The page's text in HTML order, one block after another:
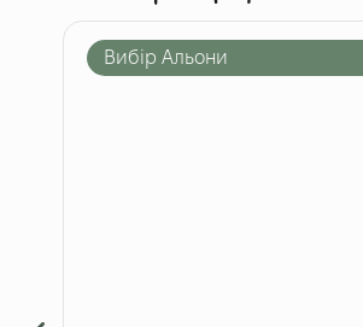
Вибір Альони